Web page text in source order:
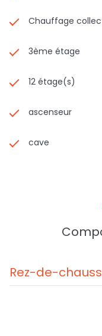
Chauffage
3ème étage
12 étage(s)
ascenseur
cave
Rez-de-